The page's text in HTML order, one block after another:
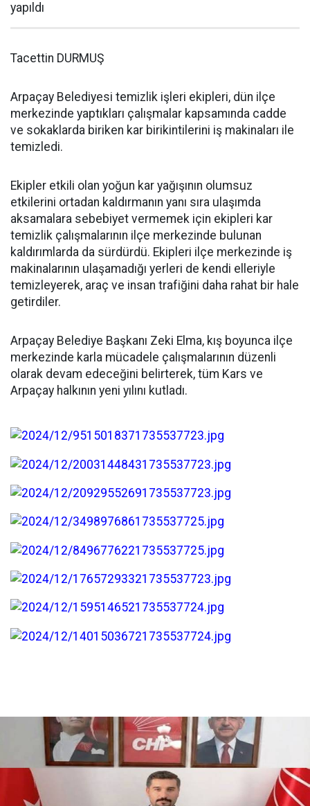
yapıldı
Tacettin DURMUŞ
Arpaçay Belediyesi temizlik işleri ekipleri, dün ilçe
merkezinde yaptıkları çalışmalar kapsamında cadde
ve sokaklarda biriken kar birikintilerini iş makinaları ile
temizledi.
Ekipler etkili olan yoğun kar yağışının olumsuz
etkilerini ortadan kaldırmanın yanı sıra ulaşımda
aksamalara sebebiyet vermemek için ekipleri kar
temizlik çalışmalarının ilçe merkezinde bulunan
kaldırımlarda da sürdürdü. Ekipleri ilçe merkezinde iş
makinalarının ulaşamadığı yerleri de kendi elleriyle
temizleyerek, araç ve insan trafiğini daha rahat bir hale
getirdiler.
Arpaçay Belediye Başkanı Zeki Elma, kış boyunca ilçe
merkezinde karla mücadele çalışmalarının düzenli
olarak devam edeceğini belirterek, tüm Kars ve
Arpaçay halkının yeni yılını kutladı.